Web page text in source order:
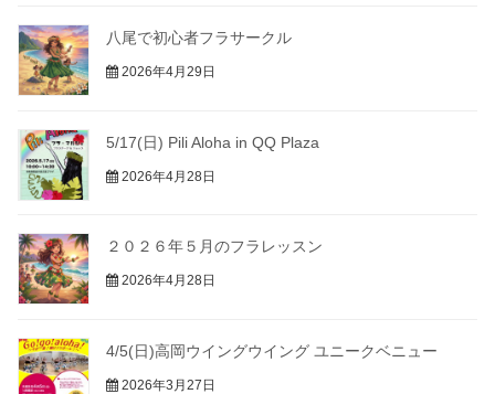
八尾で初心者フラサークル
2026年4月29日
5/17(日) Pili Aloha in QQ Plaza
2026年4月28日
２０２６年５月のフラレッスン
2026年4月28日
4/5(日)高岡ウイングウイング ユニークベニュー
2026年3月27日